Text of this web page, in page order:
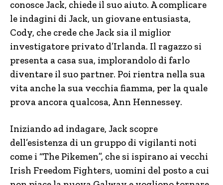
conosce Jack, chiede il suo aiuto. A complicare
le indagini di Jack, un giovane entusiasta,
Cody, che crede che Jack sia il miglior
investigatore privato d’Irlanda. Il ragazzo si
presenta a casa sua, implorandolo di farlo
diventare il suo partner. Poi rientra nella sua
vita anche la sua vecchia fiamma, per la quale
prova ancora qualcosa, Ann Hennessey.
Iniziando ad indagare, Jack scopre
dell’esistenza di un gruppo di vigilanti noti
come i “The Pikemen”, che si ispirano ai vecchi
Irish Freedom Fighters, uomini del posto a cui